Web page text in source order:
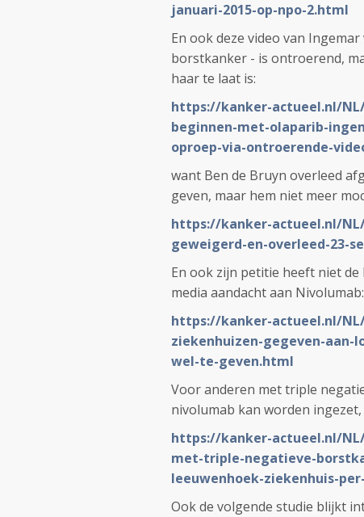
januari-2015-op-npo-2.html
En ook deze video van
borstkanker - is ontroerend,
haar te laat is:
https://kanker-actueel.nl/
beginnen-met-olaparib-
oproep-via-ontroerende-
want Ben de Bruyn overleed
geven, maar hem niet meer
https://kanker-actueel.nl/
geweigerd-en-overleed-23-
En ook zijn petitie heeft niet
media aandacht aan Nivolumab:
https://kanker-actueel.nl/
ziekenhuizen-gegeven-
wel-te-geven.html
Voor anderen met triple
nivolumab kan worden
https://kanker-actueel.nl/
met-triple-negatieve-
leeuwenhoek-ziekenhuis-
Ook de volgende studie blijkt